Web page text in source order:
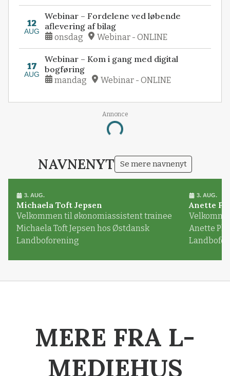
12
AUG
Webinar – Fordelene ved løbende
aflevering af bilag
onsdag Webinar - ONLINE
17
AUG
Webinar – Kom i gang med digital
bogføring
mandag Webinar - ONLINE
Annonce
Loading...
NAVNENYT Se mere navnenyt
3. AUG.
Michaela Toft Jepsen
Velkommen til økonomiassistent trainee
Michaela Toft Jepsen hos Østdansk
Landboforening
3. AUG.
Anette
Anette
MERE FRA L-
MEDIEHUS